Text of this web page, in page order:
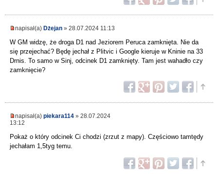
napisał(a) Dżejan » 28.07.2024 11:13
W GM widzę, że droga D1 nad Jeziorem Peruca zamknięta. Nie da
się przejechać? Będę jechał z Plitvic i Google kieruje w Kninie na 33
Drnis. To samo w Sinj, odcinek D1 zamknięty. Tam jest wahadło czy
zamknięcie?
napisał(a) piekara114 » 28.07.2024
13:12
Pokaż o który odcinek Ci chodzi (zrzut z mapy). Częściowo tamtędy
jechałam 1,5tyg temu.